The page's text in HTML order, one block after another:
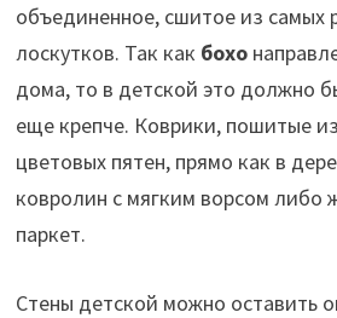
объединенное, сшитое из самых
лоскутков. Так как бохо
дома, то в детской это должно
еще крепче. Коврики, пошитые
цветовых пятен, прямо как в
ковролин с мягким ворсом либо
паркет.
Стены детской можно оставить